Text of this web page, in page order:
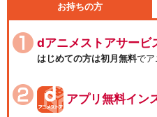
お持ちの方
dアニメストアサービ
はじめての方は初月無料でア
アプリ無料イン